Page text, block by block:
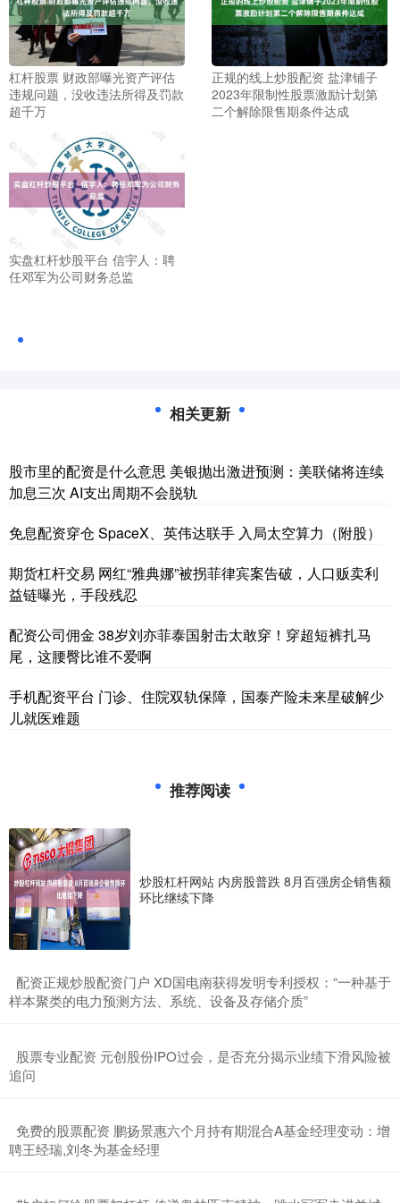
杠杆股票 财政部曝光资产评估
违规问题，没收违法所得及罚款
超千万
正规的线上炒股配资 盐津铺子
2023年限制性股票激励计划第
二个解除限售期条件达成
实盘杠杆炒股平台 信宇人：聘
任邓军为公司财务总监
相关更新
股市里的配资是什么意思 美银抛出激进预测：美联储将连续
加息三次 AI支出周期不会脱轨
免息配资穿仓 SpaceX、英伟达联手 入局太空算力（附股）
期货杠杆交易 网红“雅典娜”被拐菲律宾案告破，人口贩卖利
益链曝光，手段残忍
配资公司佣金 38岁刘亦菲泰国射击太敢穿！穿超短裤扎马
尾，这腰臀比谁不爱啊
手机配资平台 门诊、住院双轨保障，国泰产险未来星破解少
儿就医难题
推荐阅读
炒股杠杆网站 内房股普跌 8月百强房企销售额
环比继续下降
​配资正规炒股配资门户 XD国电南获得发明专利授权：“一种基于
样本聚类的电力预测方法、系统、设备及存储介质”
​股票专业配资 元创股份IPO过会，是否充分揭示业绩下滑风险被
追问
​免费的股票配资 鹏扬景惠六个月持有期混合A基金经理变动：增
聘王经瑞,刘冬为基金经理